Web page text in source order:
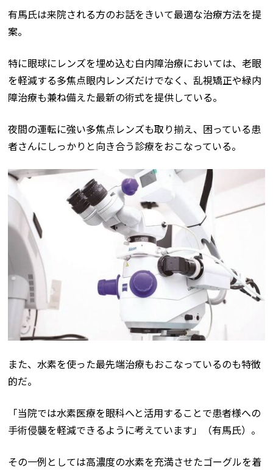
有馬氏は来院される方のお話をきいて最適な治療方法を提
案。
特に眼球にレンズを埋め込む白内障治療においては、老眼
を軽減する多焦点眼内レンズだけでなく、乱視矯正や緑内
障治療も兼ね備えた最新の術式を提供している。
夜間の運転に強い多焦点レンズも取り揃え、困っている患
者さんにしっかりと向き合う診療をおこなっている。
また、水素を使った最先端治療もおこなっているのも特徴
的だ。
「当院では水素医療を眼科へと活用することで患者様への
手術侵襲を軽減できるように考えています」（有馬氏）。
その一例としては高濃度の水素を充満させたゴーグルを着